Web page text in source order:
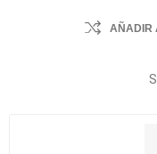
AÑADIR